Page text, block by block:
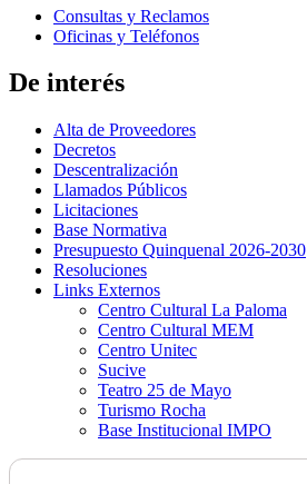
Consultas y Reclamos
Oficinas y Teléfonos
De interés
Alta de Proveedores
Decretos
Descentralización
Llamados Públicos
Licitaciones
Base Normativa
Presupuesto Quinquenal 2026-2030
Resoluciones
Links Externos
Centro Cultural La Paloma
Centro Cultural MEM
Centro Unitec
Sucive
Teatro 25 de Mayo
Turismo Rocha
Base Institucional IMPO